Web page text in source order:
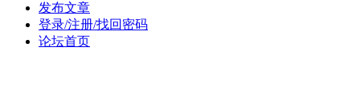
发布文章
登录/注册/找回密码
论坛首页